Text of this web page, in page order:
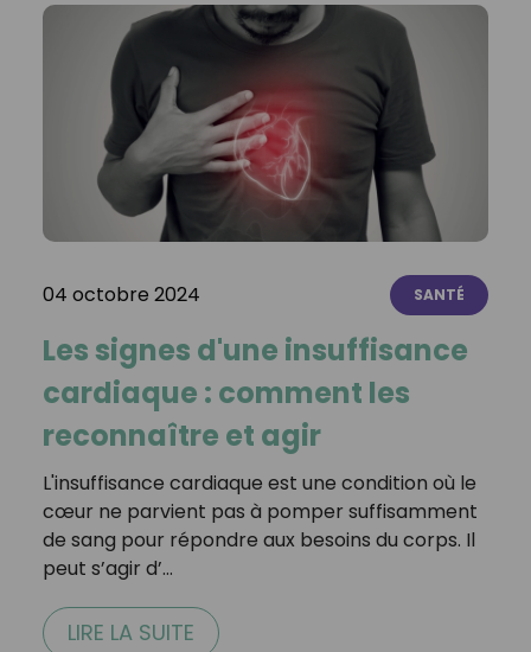
04 octobre 2024 SANTÉ
Les signes d'une insuffisance
cardiaque : comment les
reconnaître et agir
L'insuffisance cardiaque est une condition où le
cœur ne parvient pas à pomper suffisamment
de sang pour répondre aux besoins du corps. Il
peut s’agir d’…
LIRE LA SUITE